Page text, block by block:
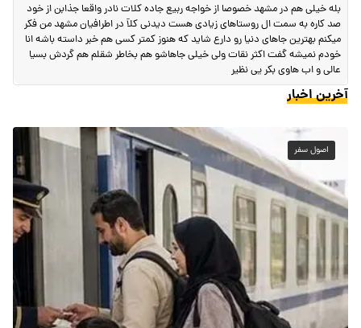
بله خیلی هم در مشهد خصوصا از خواجه ربیع جاده کلات نادر واقعا جذابن از خود
صد کاره به سمت ال روستاهای زیادی هست دیدنی کلآ در اطرافیان مشهد من فکر
میکنم بهترین جاهای دنیا رو دارع شاید که هنوز کمتر کسی هم خبر داسته باشه انا
خودم نمیشه گفت اکثر نقات ولی خیلی جاهاشو هم بخاطر شقلم هم گردش بسیا
عالی و اب هاوی بکر یی نظیر
آخرین اخبار
اصول سفر